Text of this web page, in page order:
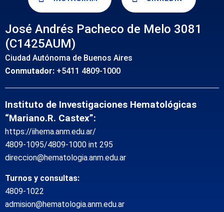
José Andrés Pacheco de Melo 3081
(C1425AUM)
Ciudad Autónoma de Buenos Aires
Conmutador: +5411 4809-1000
Instituto de Investigaciones Hematológicas
“Mariano.R. Castex”:
https://iihema.anm.edu.ar/
4809-1095/4809-1000 int 295
direccion@hematologia.anm.edu.ar
Turnos y consultas:
4809-1022
admision@hematologia.anm.edu.ar